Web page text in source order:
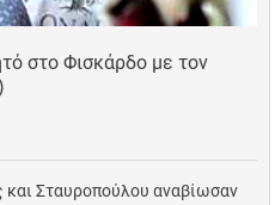
στο Φισκάρδο με τον
και Σταυροπούλου αναβίωσαν